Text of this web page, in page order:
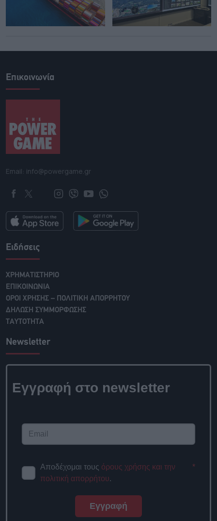
Επικοινωνία
Email: info@powergame.gr
Ειδήσεις
ΧΡΗΜΑΤΙΣΤΗΡΙΟ
ΕΠΙΚΟΙΝΩΝΙΑ
ΟΡΟΙ ΧΡΗΣΗΣ – ΠΟΛΙΤΙΚΗ ΑΠΟΡΡΗΤΟΥ
ΔΗΛΩΣΗ ΣΥΜΜΟΡΦΩΣΗΣ
ΤΑΥΤΟΤΗΤΑ
Newsletter
Εγγραφή στο newsletter
Αποδέχομαι τους όρους χρήσης και την
πολιτική απορρήτου.
*
Εγγραφή